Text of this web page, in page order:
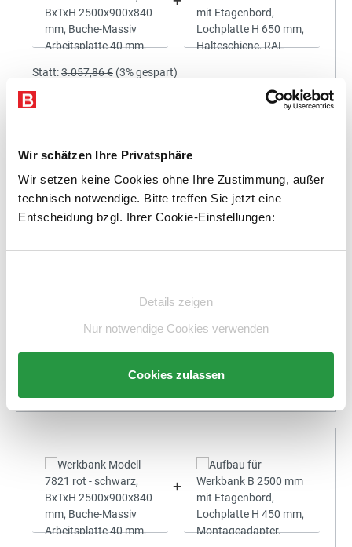
Wir schätzen Ihre Privatsphäre
Wir setzen keine Cookies ohne Ihre Zustimmung, außer
technisch notwendige. Bitte treffen Sie jetzt eine
Entscheidung bzgl. Ihrer Cookie-Einstellungen:
Details zeigen
Nur notwendige Cookies verwenden
Cookies zulassen
Statt:3.057,86 € (3%gespart)
Preis für alle:
3.265,44 € %
In den Warenkorb
+